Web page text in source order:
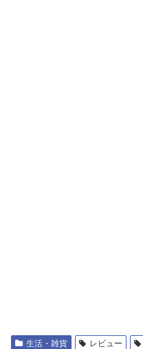
生活・雑貨 レビュー